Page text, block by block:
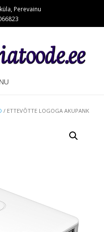
Perevainu
/ ETTEVÕTTE LOGOGA AKUPANK